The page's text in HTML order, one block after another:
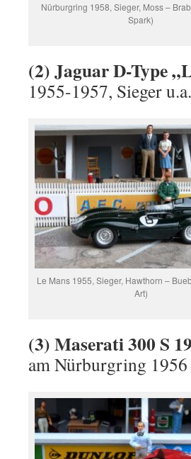
Nürburgring 1958, Sieger, Moss –
Spark)
(2) Jaguar D-Type
1955-1957, Sieger
Le Mans 1955, Sieger, Hawthorn –
Art)
(3) Maserati 300 S
am Nürburgring 1956